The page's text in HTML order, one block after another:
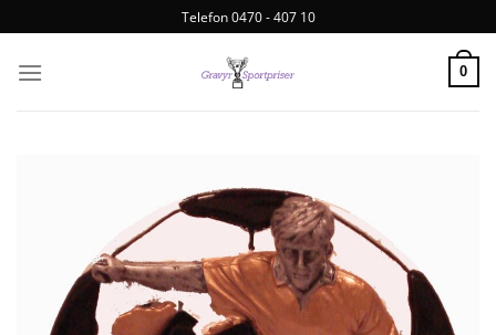
Telefon 0470 - 407 10
0